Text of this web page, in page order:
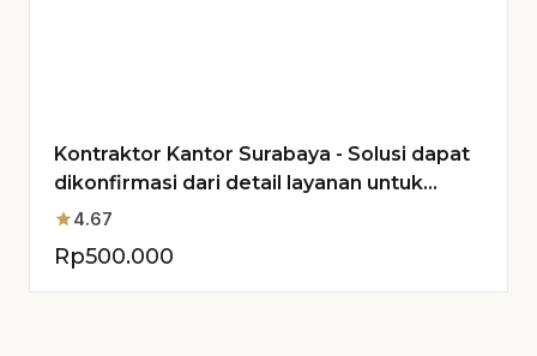
Kontraktor Kantor Surabaya - Solusi dapat
dikonfirmasi dari detail layanan untuk
Proyek Anda
star4.67
Rp500.000